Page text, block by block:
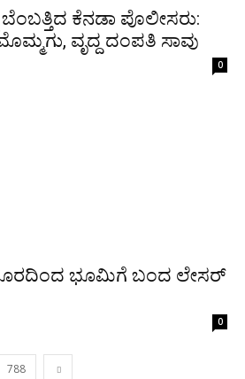
ಕೆನಡಾ ಪೊಲೀಸರು:
ವೃದ್ದ ದಂಪತಿ ಸಾವು
0
ಭೂಮಿಗೆ ಬಂದ ಲೇಸರ್
0
788